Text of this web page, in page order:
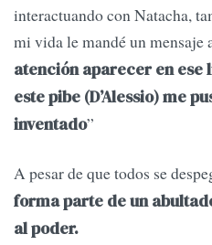
interactuando con Natacha,
mi vida le mandé un mensaje
atención aparecer en ese
este pibe (D’Alessio) me
inventado”
A pesar de que todos se
forma parte de un
al poder.